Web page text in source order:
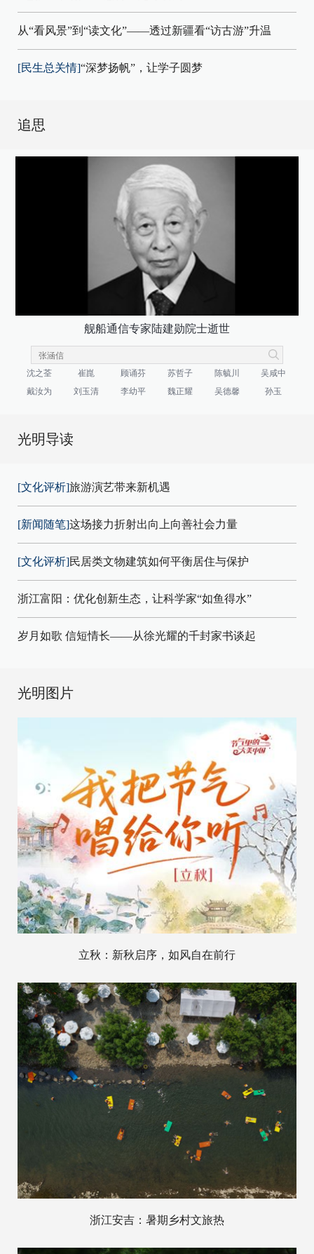
从“看风景”到“读文化”——透过新疆看“访古游”升温
[民生总关情]“深梦扬帆”，让学子圆梦
追思
舰船通信专家陆建勋院士逝世
沈之荃 崔崑 顾诵芬 苏哲子 陈毓川
吴咸中
戴汝为
刘玉清 李幼平 魏正耀 吴德馨 孙玉
光明导读
[文化评析]旅游演艺带来新机遇
[新闻随笔]这场接力折射出向上向善社会力量
[文化评析]民居类文物建筑如何平衡居住与保护
浙江富阳：优化创新生态，让科学家“如鱼得水”
岁月如歌 信短情长——从徐光耀的千封家书谈起
光明图片
立秋：新秋启序，如风自在前行
浙江安吉：暑期乡村文旅热